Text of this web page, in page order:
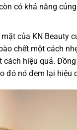
có khả năng
của KN Beauty
chết một cách
hiệu quả.
đó nó đem lại hiệu